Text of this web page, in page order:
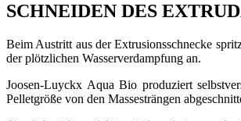
SCHNEIDEN DES
Beim Austritt aus der Extrusionsschnecke
der plötzlichen Wasserverdampfung an.
Joosen-Luyckx Aqua Bio produziert
Pelletgröße von den Massesträngen